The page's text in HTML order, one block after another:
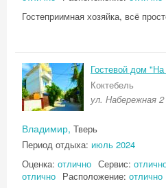
Гостеприимная хозяйка, всё
Гостевой дом
Коктебель
ул. Набережная 2
Владимир, Тверь
Период отдыха: июль 2024
Оценка: отлично Сервис:
отлично Расположение: отлично